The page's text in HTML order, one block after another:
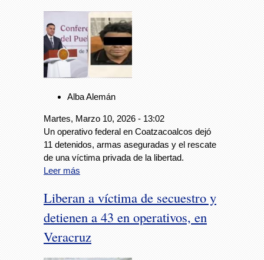
Alba Alemán
Martes, Marzo 10, 2026 - 13:02
Un operativo federal en Coatzacoalcos dejó
11 detenidos, armas aseguradas y el rescate
de una víctima privada de la libertad.
Leer más
Liberan a víctima de secuestro y
detienen a 43 en operativos, en
Veracruz